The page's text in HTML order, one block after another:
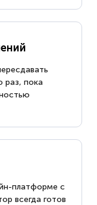
раз, пока
платформе с
всегда готов